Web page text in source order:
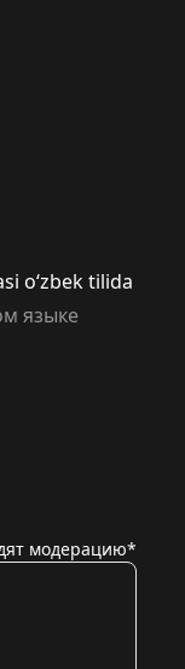
o‘zbek tilida
языке
модерацию*